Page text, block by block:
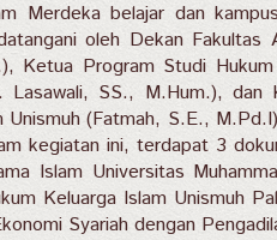
Merdeka belajar dan
oleh Dekan Fakultas
Ketua Program Studi
Lasawali, SS., M.Hum.),
Unismuh (Fatmah, S.E.,
kegiatan ini, terdapat 3
Islam Universitas
Keluarga Islam Unismuh
Syariah dengan